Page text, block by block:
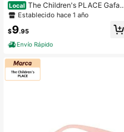
Local The Children's PLACE Gafas
de sol con corte de corazón para ni
Establecido hace 1 año
$9.95
Envío Rápido